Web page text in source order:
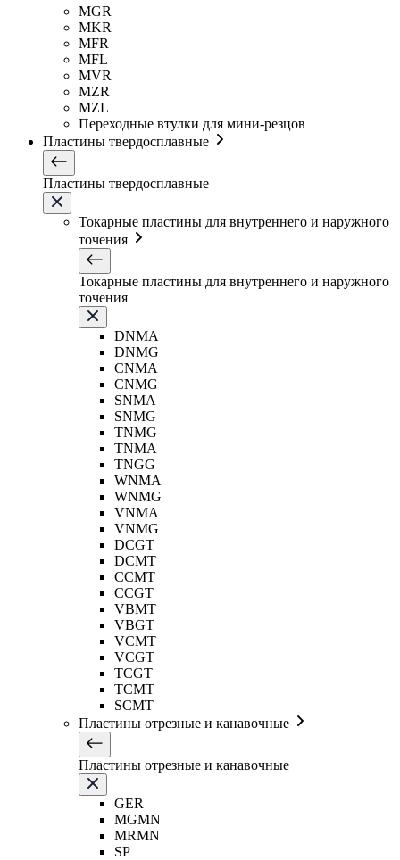
MGR
MKR
MFR
MFL
MVR
MZR
MZL
Переходные втулки для мини-резцов
Пластины твердосплавные
Пластины твердосплавные
Токарные пластины для внутреннего и наружного
точения
Токарные пластины для внутреннего и наружного
точения
DNMA
DNMG
CNMA
CNMG
SNMA
SNMG
TNMG
TNMA
TNGG
WNMA
WNMG
VNMA
VNMG
DCGT
DCMT
CCMT
CCGT
VBMT
VBGT
VCMT
VCGT
TCGT
TCMT
SCMT
Пластины отрезные и канавочные
Пластины отрезные и канавочные
GER
MGMN
MRMN
SP